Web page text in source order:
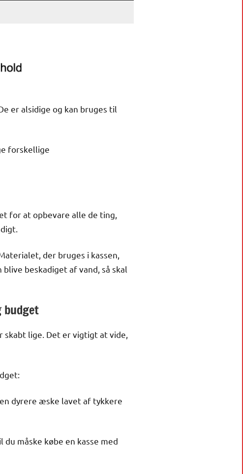
er alsidige og kan bruges til
forskellige
for at opbevare alle de ting,
der bruges i kassen,
beskadiget af vand, så skal
budget
skabt lige. Det er vigtigt at vide,
dyrere æske lavet af tykkere
måske købe en kasse med